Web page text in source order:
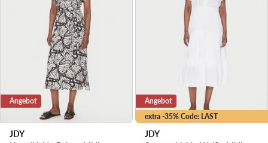
Angebot
JDY
extra -35% Code: LAST
Angebot
JDY